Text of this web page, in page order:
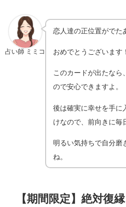
占い師 ミミコ
恋人達の正位置がでた
おめでとうございます！
このカードが出たなら
ので安心できますよ。
後は確実に幸せを手に
けなので、前向きに毎
明るい気持ちで自分磨
ね。
【期間限定】絶対復